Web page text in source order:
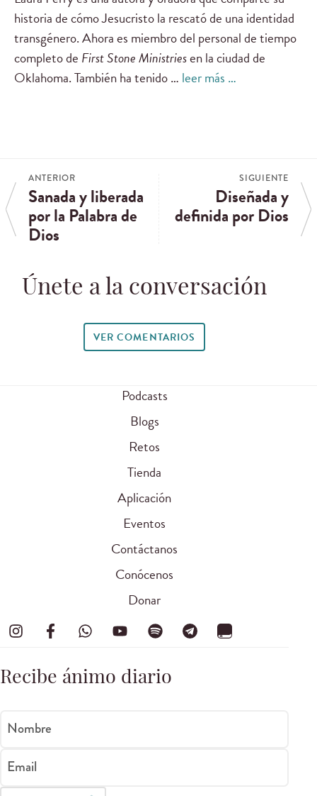
historia de cómo Jesucristo la rescató de una identidad
transgénero. Ahora es miembro del personal de tiempo
completo de First Stone Ministriesen la ciudad de
Oklahoma. También ha tenido … leer más …
ANTERIOR
Sanada y liberada
por la Palabra de
Dios
SIGUIENTE
Diseñada y
definida por Dios
Únete a la conversación
VER COMENTARIOS
Podcasts
Blogs
Retos
Tienda
Aplicación
Eventos
Contáctanos
Conócenos
Donar
Recibe ánimo diario
Nombre
Email